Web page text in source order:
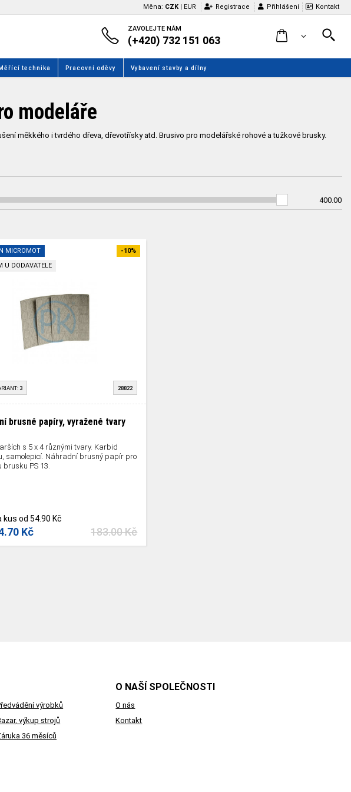
Měna: CZK | EUR Registrace Přihlášení Kontakt
ZAVOLEJTE NÁM
(+420) 732 151 063
Měřící technika Pracovní oděvy Vybavení stavby a dílny
modeláře
měkkého i tvrdého dřeva, dřevotřísky atd. Brusivo pro modelářské rohové a tužkové brusky.
400.00
MICROMOT
U DODAVATELE
-10%
3 28822
brusné papíry, vyražené tvary
s 5 x 4 různými tvary. Karbid
samolepicí. Náhradní brusný papír pro
brusku PS 13.
kus od 54.90 Kč
183.00 Kč
Kč
výrobků
výkup strojů
36 měsíců
O NAŠÍ SPOLEČNOSTI
O nás
Kontakt